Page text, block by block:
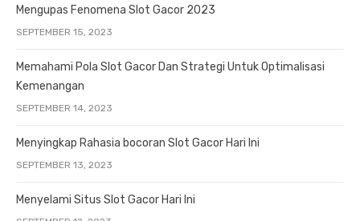
Mengupas Fenomena Slot Gacor 2023
SEPTEMBER 15, 2023
Memahami Pola Slot Gacor Dan Strategi Untuk Optimalisasi
Kemenangan
SEPTEMBER 14, 2023
Menyingkap Rahasia bocoran Slot Gacor Hari Ini
SEPTEMBER 13, 2023
Menyelami Situs Slot Gacor Hari Ini